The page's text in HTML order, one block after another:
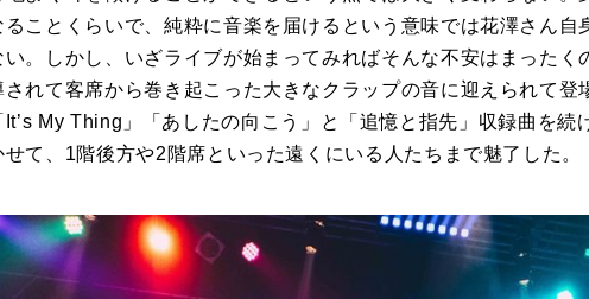
ことくらいで、純粋に音楽を届けるという意味では花澤さん自
。しかし、いざライブが始まってみればそんな不安はまったく
されて客席から巻き起こった大きなクラップの音に迎えられて登
It’s My Thing」「あしたの向こう」と「追憶と指先」収録曲を続
せて、1階後方や2階席といった遠くにいる人たちまで魅了した。